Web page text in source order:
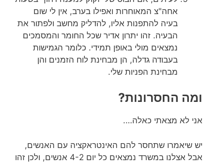
אחה"צ המאוחרות ואפילו בערב, אין לי שום
בעיה להתפנות אליו, להדליק מחשב ולפתור את
הבעיה. זהו יתרון אדיר שכל החומר והמסמכים
נמצאים מולי באופן תמידי. כלומר הגמישות
בעבודה גדלה, הן מבחינת לוח הזמנים והן
מבחינת הפניות שלי.
ומה החסרונות?
אני לא מצאתי כאלה….
יש שיאמרו שתחסר להם האינטראקציה עם האנשים,
אבל אצלנו במשרד נמצאים כל יום 4-2 אנשים, ולכן זהו